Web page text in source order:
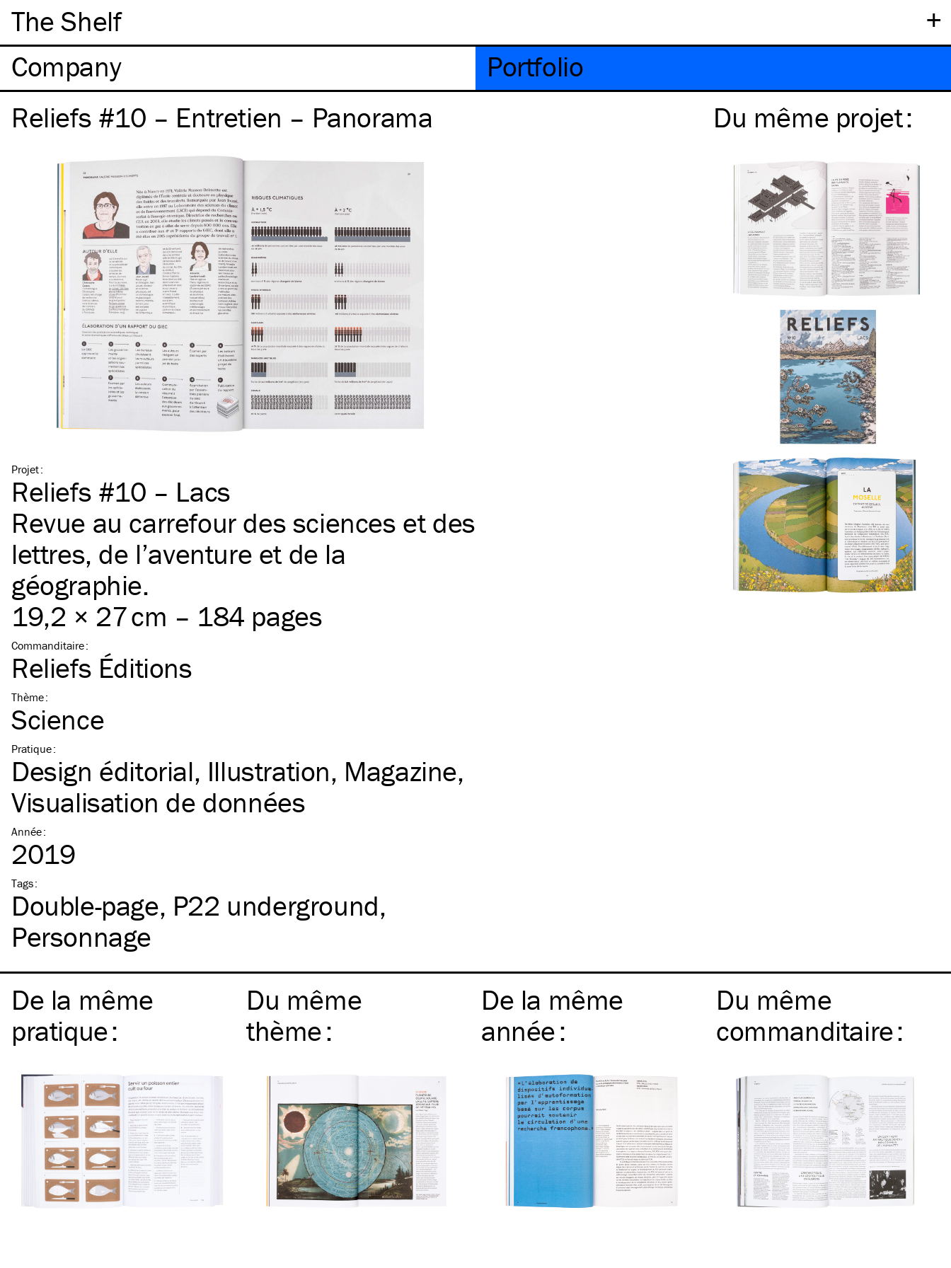
+
The Shelf
Company
Portfolio
Reliefs #10 – Entretien – Panorama
Projet:
Reliefs #10 – Lacs
Revue au carrefour des sciences et des
lettres, de l’aventure et de la
géographie.
19,2 × 27 cm – 184 pages
Commanditaire:
Reliefs Éditions
Thème:
Science
Pratique:
Design éditorial Illustration Magazine
Visualisation de données
Année:
2019
Tags:
Double-page P22 underground
Personnage
Du même projet:
De la même
pratique:
Du même
thème:
De la même
année:
Du même
commanditaire: